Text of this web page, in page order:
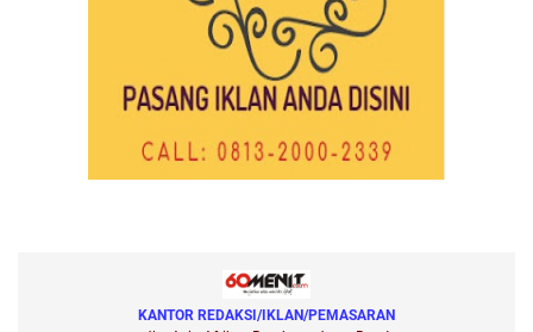
KANTOR REDAKSI/IKLAN/PEMASARAN